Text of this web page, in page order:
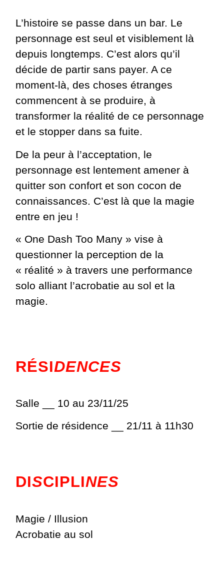
L’histoire se passe dans un bar. Le
personnage est seul et visiblement là
depuis longtemps. C’est alors qu’il
décide de partir sans payer. A ce
moment-là, des choses étranges
commencent à se produire, à
transformer la réalité de ce personnage
et le stopper dans sa fuite.
De la peur à l’acceptation, le
personnage est lentement amener à
quitter son confort et son cocon de
connaissances. C’est là que la magie
entre en jeu !
« One Dash Too Many » vise à
questionner la perception de la
« réalité » à travers une performance
solo alliant l’acrobatie au sol et la
magie.
RÉSIDENCES
Salle __ 10 au 23/11/25
Sortie de résidence __ 21/11 à 11h30
DISCIPLINES
Magie / Illusion
Acrobatie au sol